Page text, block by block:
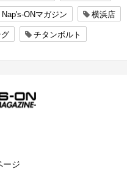
Nap's-ONマガジン 横浜店
チタンボルト
ージ